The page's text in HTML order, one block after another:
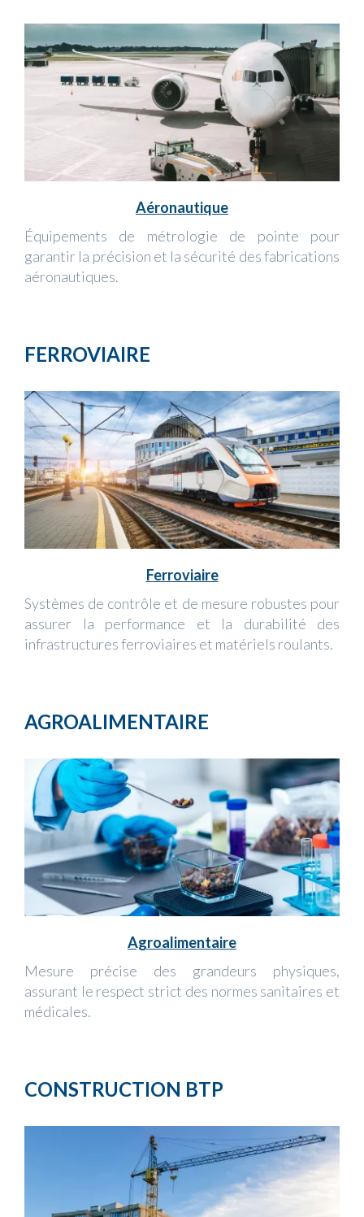
Aéronautique
Équipements de métrologie de pointe pour
garantir la précision et la sécurité des fabrications
aéronautiques.
FERROVIAIRE
Ferroviaire
Systèmes de contrôle et de mesure robustes pour
assurer la performance et la durabilité des
infrastructures ferroviaires et matériels roulants.
AGROALIMENTAIRE
Agroalimentaire
Mesure précise des grandeurs physiques,
assurant le respect strict des normes sanitaires et
médicales.
CONSTRUCTION BTP